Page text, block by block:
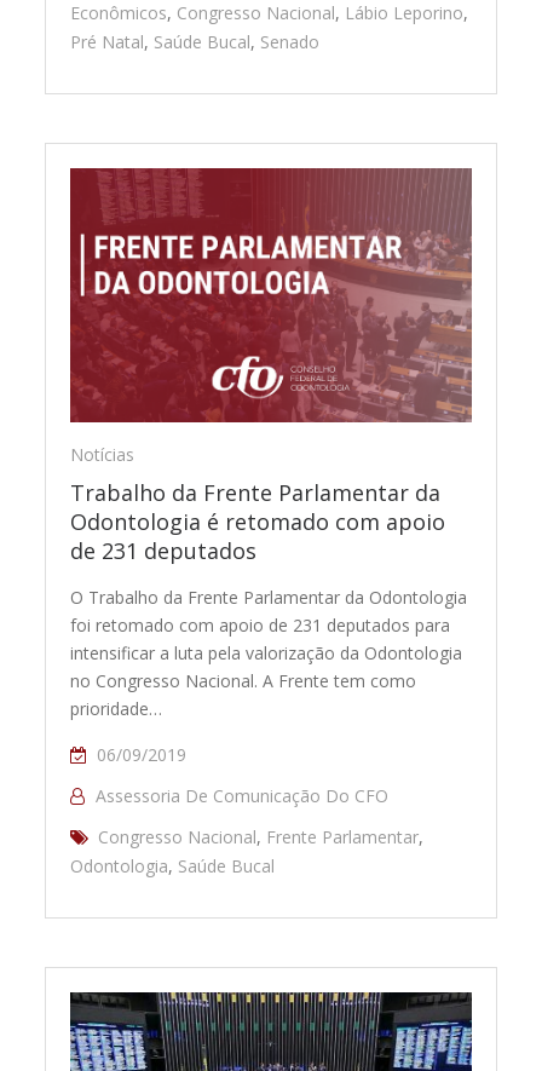
Econômicos, Congresso Nacional, Lábio Leporino,
Pré Natal, Saúde Bucal, Senado
Notícias
Trabalho da Frente Parlamentar da
Odontologia é retomado com apoio
de 231 deputados
O Trabalho da Frente Parlamentar da Odontologia
foi retomado com apoio de 231 deputados para
intensificar a luta pela valorização da Odontologia
no Congresso Nacional. A Frente tem como
prioridade…
06/09/2019
Assessoria De Comunicação Do CFO
Congresso Nacional, Frente Parlamentar,
Odontologia, Saúde Bucal